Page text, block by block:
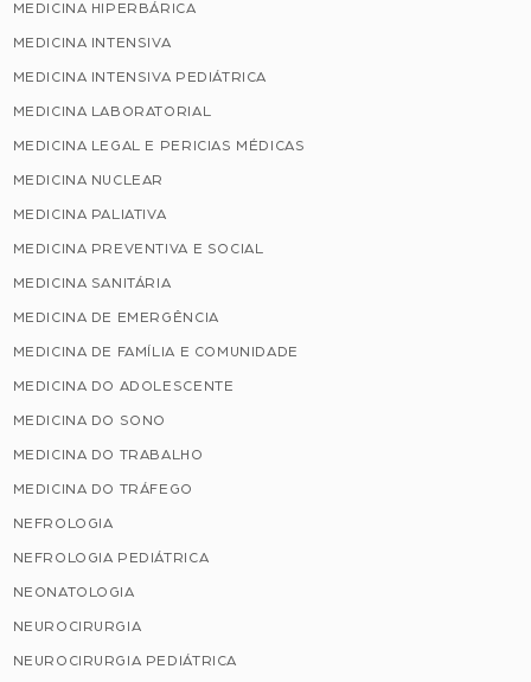
MEDICINA HIPERBÁRICA
MEDICINA INTENSIVA
MEDICINA INTENSIVA PEDIÁTRICA
MEDICINA LABORATORIAL
MEDICINA LEGAL E PERICIAS MÉDICAS
MEDICINA NUCLEAR
MEDICINA PALIATIVA
MEDICINA PREVENTIVA E SOCIAL
MEDICINA SANITÁRIA
MEDICINA DE EMERGÊNCIA
MEDICINA DE FAMÍLIA E COMUNIDADE
MEDICINA DO ADOLESCENTE
MEDICINA DO SONO
MEDICINA DO TRABALHO
MEDICINA DO TRÁFEGO
NEFROLOGIA
NEFROLOGIA PEDIÁTRICA
NEONATOLOGIA
NEUROCIRURGIA
NEUROCIRURGIA PEDIÁTRICA